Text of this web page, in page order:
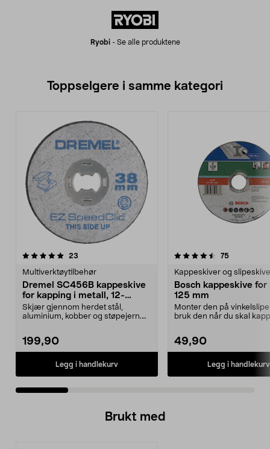
Ryobi- Se alle produktene
Toppselgere i samme kategori
23
Multiverktøytilbehør
Dremel SC456B kappeskive
for kapping i metall, 12-
pakning
Skjær gjennom herdet stål,
aluminium, kobber og støpejern.
199,90
Legg i handlekurv
4.5 av 5 stjerner 75
Kappeskiver og
Bosch kappeskive
125 mm
Monter den på
bruk den når du skal
49,90
Legg i handlekurv
4.0 av 5 stjerner
Brukt med